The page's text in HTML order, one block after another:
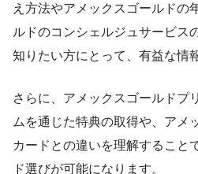
え方法やアメックスゴールドの
ルドのコンシェルジュサービス
知りたい方にとって、有益な情
さらに、アメックスゴールドプ
ムを通じた特典の取得や、アメ
カードとの違いを理解すること
ド選びが可能になります。